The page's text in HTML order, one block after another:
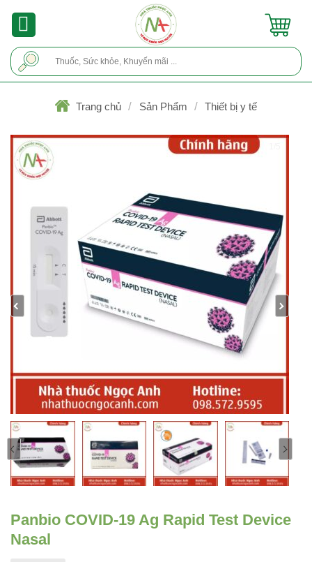
Trang chủ / Sản Phẩm / Thiết bị y tế
Panbio COVID-19 Ag Rapid Test Device
Nasal